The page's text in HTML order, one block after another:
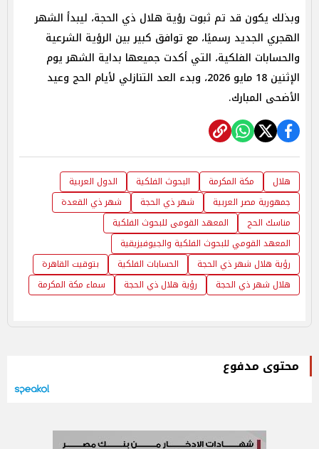
وبذلك يكون قد تم ثبوت رؤية هلال ذي الحجة، ليبدأ الشهر
الهجري الجديد رسميًا، مع توافق كبير بين الرؤية الشرعية
والحسابات الفلكية، التي أكدت جميعها بداية الشهر يوم
الإثنين 18 مايو 2026، وبدء العد التنازلي لأيام الحج وعيد
الأضحى المبارك.
هلال مكة المكرمة البحوث الفلكية
الدول العربية
جمهورية مصر العربية
شهر ذي الحجة
شهر ذي القعدة
مناسك الحج
المعهد القومى للبحوث الفلكية
المعهد القومي للبحوث الفلكية والجيوفيزيقية
رؤية هلال شهر ذي الحجة
الحسابات الفلكية
بتوقيت القاهرة
هلال شهر ذي الحجة
رؤية هلال ذي الحجة سماء مكة المكرمة
محتوى مدفوع